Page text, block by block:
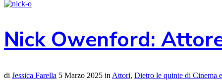
Nick Owenford:
di Jessica Farella 5 Marzo 2025 in Attori, Dietro le quinte di Cinema